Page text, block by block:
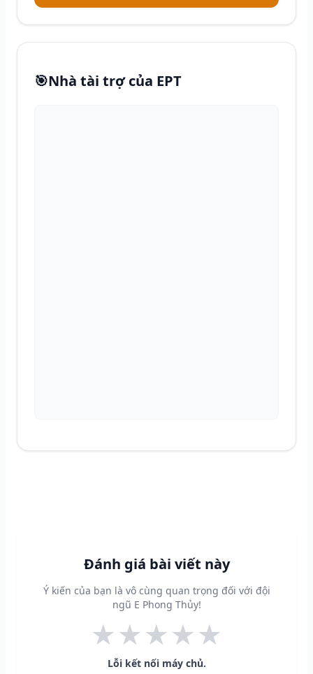
🎯Nhà tài trợ của EPT
Đánh giá bài viết này
Ý kiến của bạn là vô cùng quan trọng đối với đội
ngũ E Phong Thủy!
★★★★★
Lỗi kết nối máy chủ.